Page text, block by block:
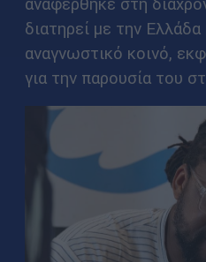
διατηρεί με την Ελλάδα
αναγνωστικό κοινό,
για την παρουσία του